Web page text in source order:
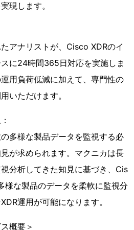
現します。
アナリストが、Cisco XDRのイ
に24時間365日対応を実施しま
用負荷低減に加えて、専門性の
いただけます。
多様な製品データを監視する必
が求められます。マクニカは長
分析してきた知見に基づき、Cis
様な製品のデータを柔軟に監視分
運用が可能になります。
概要＞